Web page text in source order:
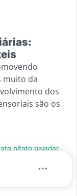
muito da
dos
são os
olfato paladar